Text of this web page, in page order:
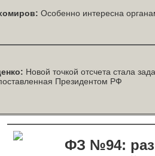
Особенно интересна
Новой точкой отсчета стала
Президентом РФ
ФЗ №94: